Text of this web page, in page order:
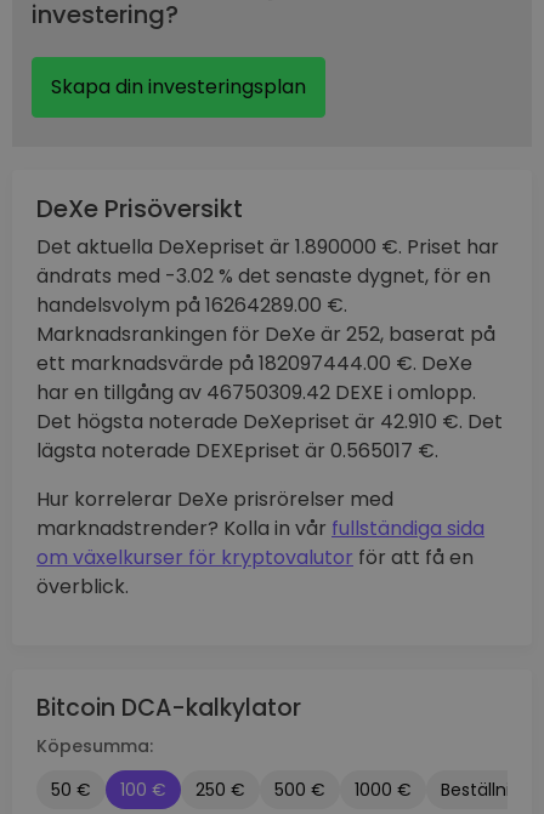
investering?
Skapa din investeringsplan
DeXe Prisöversikt
Det aktuella DeXepriset är 1.890000 €. Priset har
ändrats med -3.02 % det senaste dygnet, för en
handelsvolym på 16264289.00 €.
Marknadsrankingen för DeXe är 252, baserat på
ett marknadsvärde på 182097444.00 €. DeXe
har en tillgång av 46750309.42 DEXE i omlopp.
Det högsta noterade DeXepriset är 42.910 €. Det
lägsta noterade DEXEpriset är 0.565017 €.
Hur korrelerar DeXe prisrörelser med
marknadstrender? Kolla in vår fullständiga sida
om växelkurser för kryptovalutor för att få en
överblick.
Bitcoin DCA-kalkylator
Köpesumma:
50 €
100 € 250 € 500 € 1000 €
Beställnings